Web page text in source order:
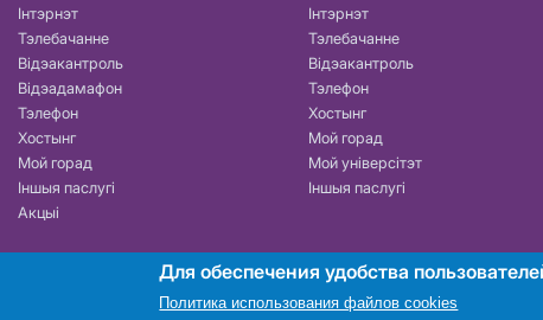
Інтэрнэт
Тэлебачанне
Відэакантроль
Відэадамафон
Тэлефон
Хостынг
Мой горад
Іншыя паслугі
Акцыі
Інтэрнэт
Тэлебачанне
Відэакантроль
Тэлефон
Хостынг
Мой горад
Мой універсітэт
Іншыя паслугі
РУП «Белтэлекам». УНП 101007741
Для обеспечения удобства
Политика использования файлов cookies